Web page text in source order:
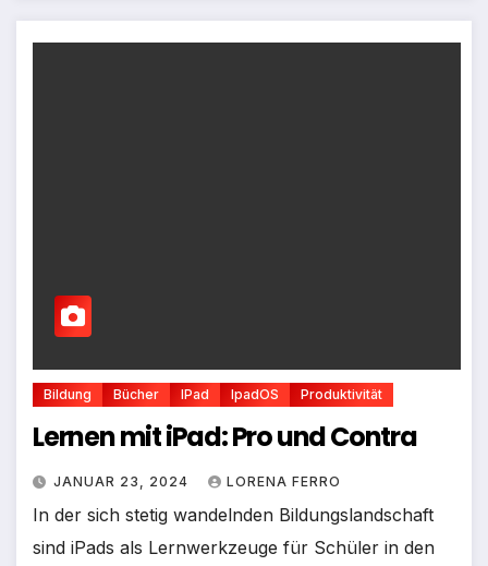
Bildung Bücher IPad IpadOS Produktivität
Lernen mit iPad: Pro und Contra
JANUAR 23, 2024 LORENA FERRO
In der sich stetig wandelnden Bildungslandschaft
sind iPads als Lernwerkzeuge für Schüler in den